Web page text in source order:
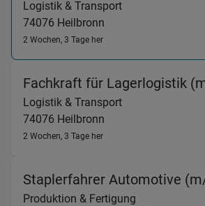
Logistik & Transport
74076 Heilbronn
2 Wochen, 3 Tage her
Fachkraft für Lagerlogistik
Logistik & Transport
74076 Heilbronn
2 Wochen, 3 Tage her
Staplerfahrer Automotive
Produktion & Fertigung